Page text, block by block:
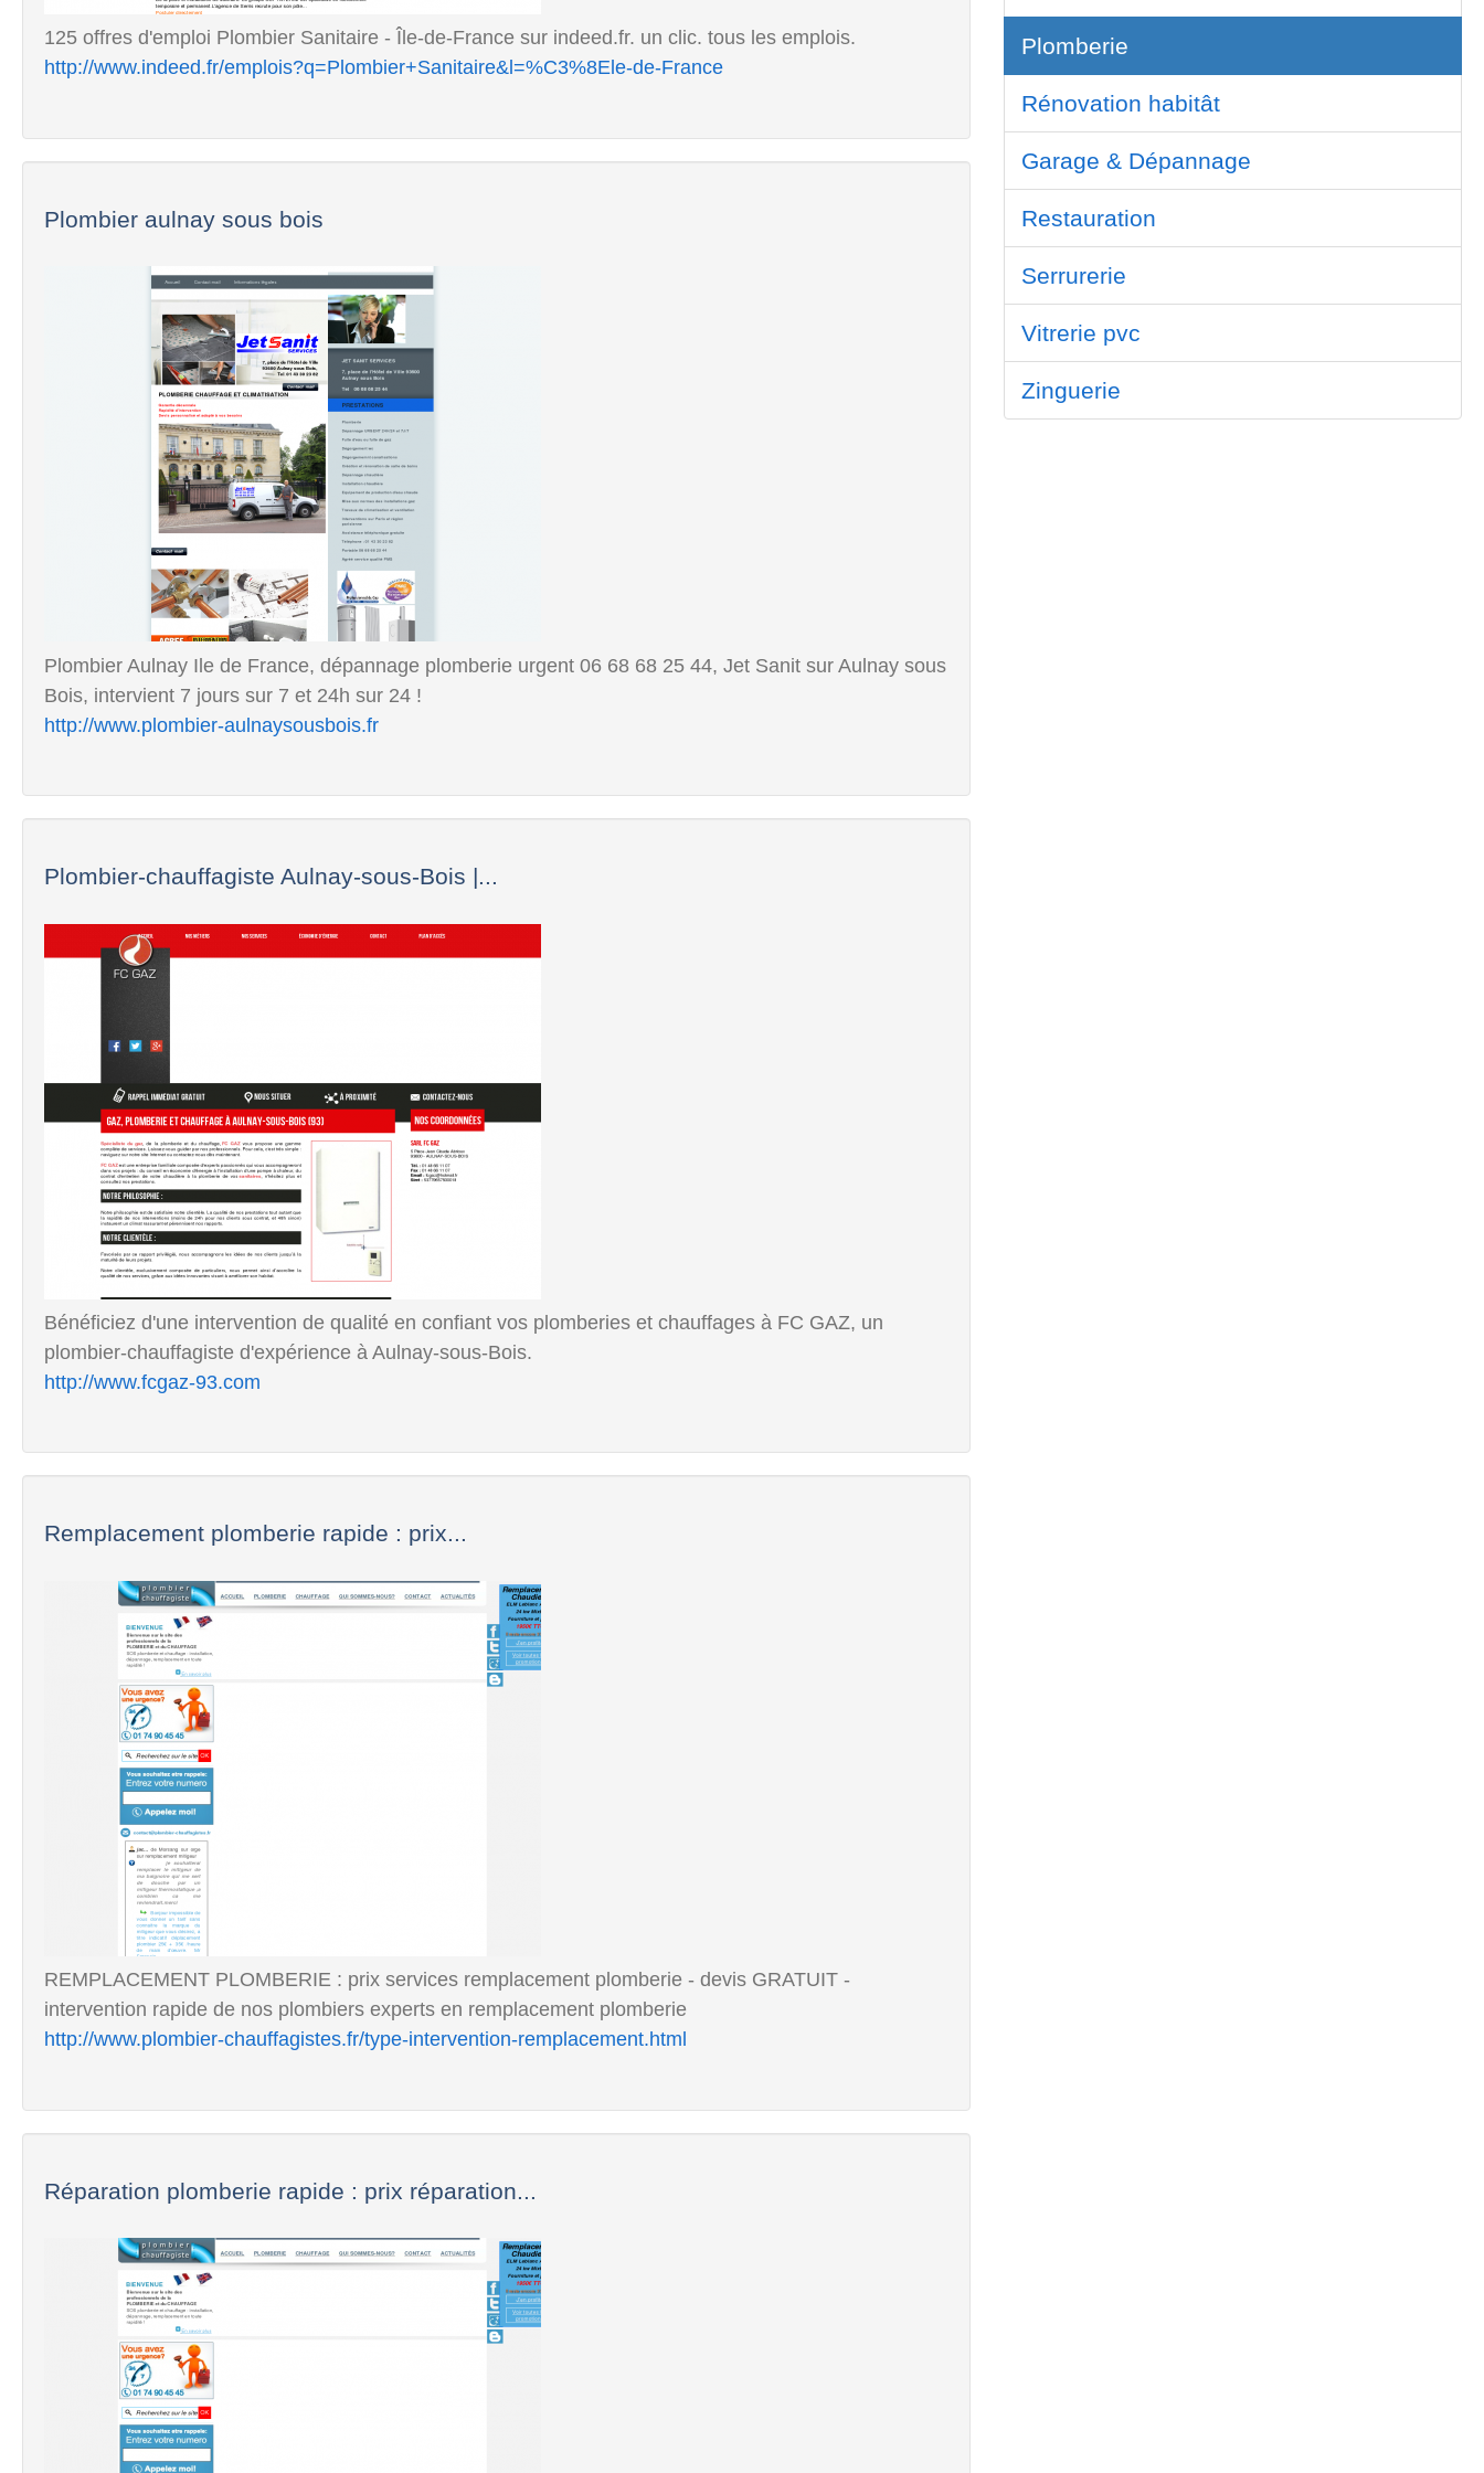
125 offres d'emploi Plombier Sanitaire - Île-de-France sur indeed.fr. un clic. tous les emplois.
http://www.indeed.fr/emplois?q=Plombier+Sanitaire&l=%C3%8Ele-de-France
Plombier aulnay sous bois
Plombier Aulnay Ile de France, dépannage plomberie urgent 06 68 68 25 44, Jet Sanit sur Aulnay sous
Bois, intervient 7 jours sur 7 et 24h sur 24 !
http://www.plombier-aulnaysousbois.fr
Plombier-chauffagiste Aulnay-sous-Bois |...
Bénéficiez d'une intervention de qualité en confiant vos plomberies et chauffages à FC GAZ, un
plombier-chauffagiste d'expérience à Aulnay-sous-Bois.
http://www.fcgaz-93.com
Remplacement plomberie rapide : prix...
REMPLACEMENT PLOMBERIE : prix services remplacement plomberie - devis GRATUIT -
intervention rapide de nos plombiers experts en remplacement plomberie
http://www.plombier-chauffagistes.fr/type-intervention-remplacement.html
Réparation plomberie rapide : prix réparation...
Plomberie
Rénovation habitât
Garage & Dépannage
Restauration
Serrurerie
Vitrerie pvc
Zinguerie